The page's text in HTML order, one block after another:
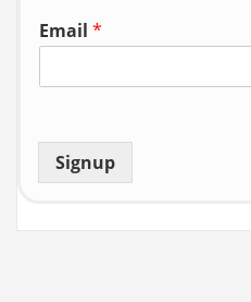
Email *
Signup